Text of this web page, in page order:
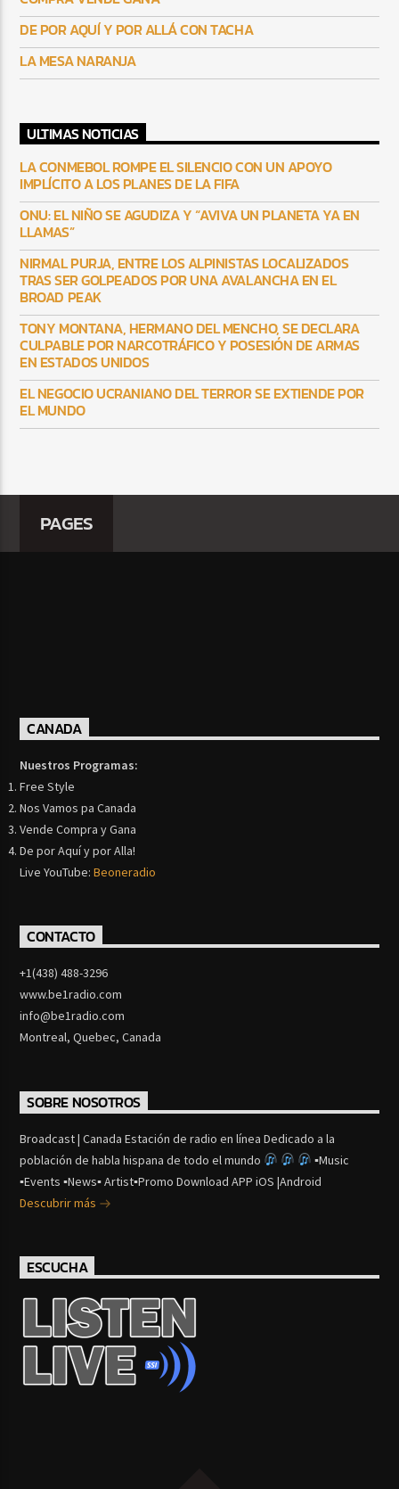
DE POR AQUÍ Y POR ALLÁ CON TACHA
LA MESA NARANJA
ULTIMAS NOTICIAS
LA CONMEBOL ROMPE EL SILENCIO CON UN APOYO
IMPLÍCITO A LOS PLANES DE LA FIFA
ONU: EL NIÑO SE AGUDIZA Y “AVIVA UN PLANETA YA EN
LLAMAS”
NIRMAL PURJA, ENTRE LOS ALPINISTAS LOCALIZADOS
TRAS SER GOLPEADOS POR UNA AVALANCHA EN EL
BROAD PEAK
TONY MONTANA, HERMANO DEL MENCHO, SE DECLARA
CULPABLE POR NARCOTRÁFICO Y POSESIÓN DE ARMAS
EN ESTADOS UNIDOS
EL NEGOCIO UCRANIANO DEL TERROR SE EXTIENDE POR
EL MUNDO
PAGES
CANADA
Nuestros Programas:
Free Style
Nos Vamos pa Canada
Vende Compra y Gana
De por Aquí y por Alla!
Live YouTube:Beoneradio
CONTACTO
+1(438) 488-3296
www.be1radio.com
info@be1radio.com
Montreal, Quebec, Canada
SOBRE NOSOTROS
Broadcast | Canada Estación de radio en línea Dedicado a la
población de habla hispana de todo el mundo
▪Music
▪Events ▪News▪ Artist▪Promo Download APP iOS |Android
Descubrir más
ESCUCHA